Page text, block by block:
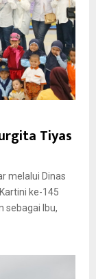
Tiyas
melalui Dinas
ke-145
sebagai Ibu,